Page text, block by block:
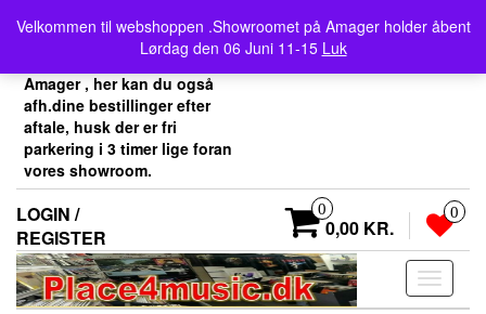
content
Velkommen til webshoppen .Showroomet på Amager holder åbent
Lørdag den 06 Juni 11-15 Luk
Velkommen her i
Place4music`s webshop .
Vores showroom ligger på
Amager , her kan du også
afh.dine bestillinger efter
aftale, husk der er fri
parkering i 3 timer lige foran
vores showroom.
LOGIN /
REGISTER
0
0,00 KR.
0
Toggle